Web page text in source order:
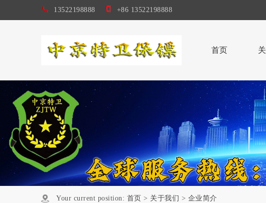
13522198888 +86 13522198888
首页
Your current position: 首页 > 关于我们 > 企业简介